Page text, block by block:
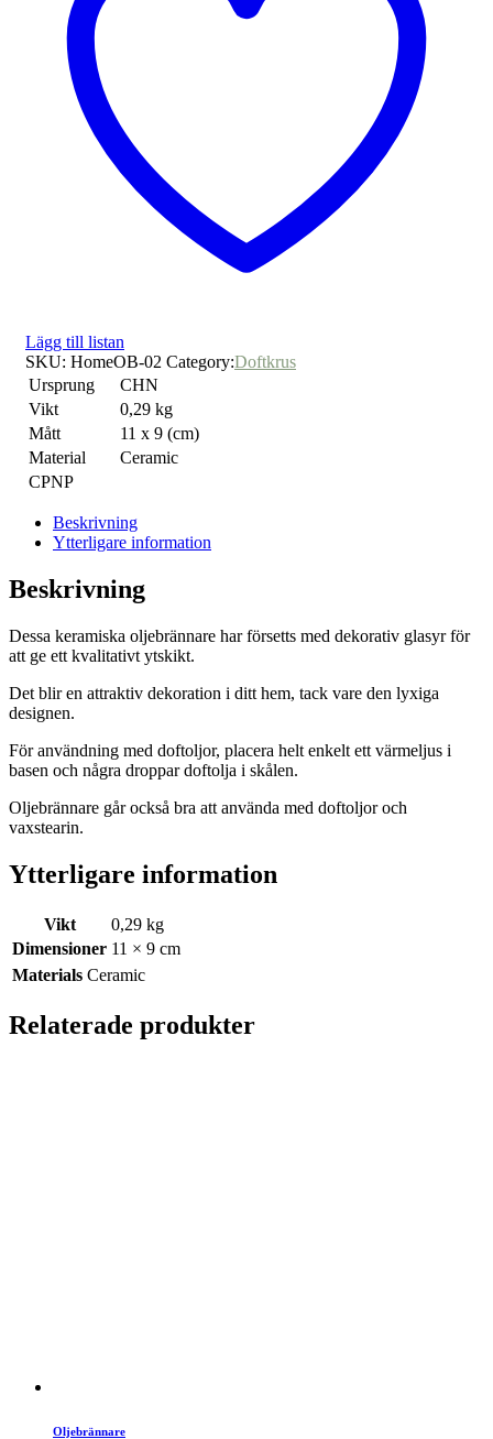
Lägg till listan
SKU: HomeOB-02 Category:Doftkrus
Ursprung
CHN
Vikt
0,29 kg
Mått
11 x 9 (cm)
Material
Ceramic
CPNP
Beskrivning
Ytterligare information
Beskrivning
Dessa keramiska oljebrännare har försetts med dekorativ glasyr för
att ge ett kvalitativt ytskikt.
Det blir en attraktiv dekoration i ditt hem, tack vare den lyxiga
designen.
För användning med doftoljor, placera helt enkelt ett värmeljus i
basen och några droppar doftolja i skålen.
Oljebrännare går också bra att använda med doftoljor och
vaxstearin.
Ytterligare information
Vikt
0,29 kg
Dimensioner 11 × 9 cm
Materials Ceramic
Relaterade produkter
Oljebrännare